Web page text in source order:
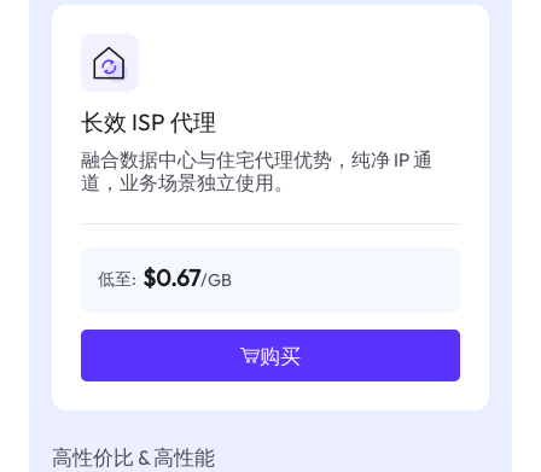
长效 ISP 代理
融合数据中心与住宅代理优势，纯净 IP 通
道，业务场景独立使用。
低至: $0.67/GB
购买
高性价比 & 高性能